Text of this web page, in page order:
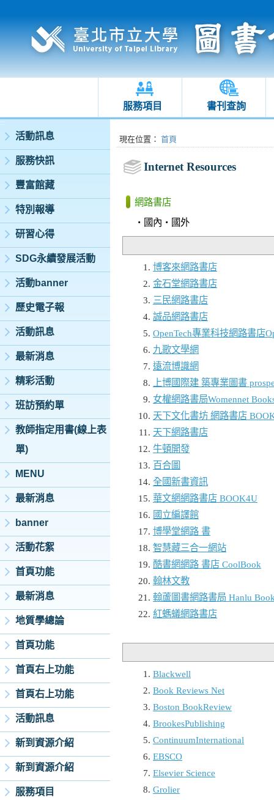
服務項目 書刊查詢
:::
活動訊息
服務快訊
豐富館藏
特別報導
研習心得
SDG永續發展活動
活動banner
歷史電子報
活動訊息
最新消息
精彩活動
班訪預約單
教師指定用書(線上表
單)
MENU
最新消息
banner
活動花絮
首頁功能
最新消息
地質學總論
首頁功能
首頁右上功能
首頁右上功能
活動訊息
新到資源介紹
新到資源介紹
服務項目
:::現在位置 ： 首頁
Internet Resources
網路書店
‧ 國內 ‧ 國外
博客來網路書店
金石堂網路書店
三民網路書店
誠品網路書店
OpenTech專業科技網路書店
九歌文學網
遠流博識網
上博國際建 築專業圖書
女權網路書局Womennet
天下文化書坊 網路書店
天下網路書店
牛頓開發
百合圖
全國新書資訊
華文網網路書店 BOOK4U
國立編譯館
博學堂網路 書
智慧藏三合一網站
酷書網網路 書店 CoolBook
翰林文教
翰蘆圖書網路書局 Hanlu
紅螞蟻網路書店
Blackwell
Book Reviews Net
Boston BookReview
BrookesPublishing
ContinuumInternational
EBSCO
Elsevier Science
Grolier